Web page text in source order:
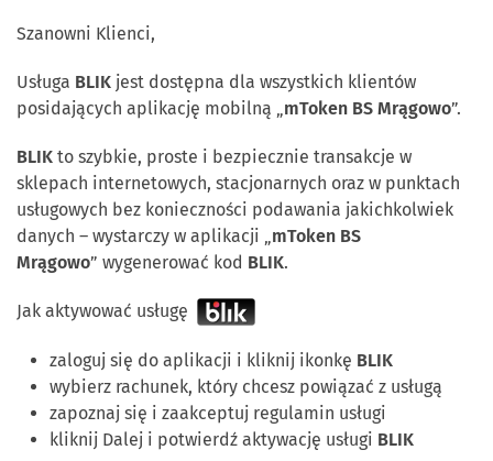
Szanowni Klienci,
Usługa BLIK jest dostępna dla wszystkich klientów
posidających aplikację mobilną „ mToken BS Mrągowo”.
BLIK to szybkie, proste i bezpiecznie transakcje w
sklepach internetowych, stacjonarnych oraz w punktach
usługowych bez konieczności podawania jakichkolwiek
danych – wystarczy w aplikacji „ mToken BS
Mrągowo” wygenerować kod BLIK.
Jak aktywować usługę
zaloguj się do aplikacji i kliknij ikonkę BLIK
wybierz rachunek, który chcesz powiązać z usługą
zapoznaj się i zaakceptuj regulamin usługi
kliknij Dalej i potwierdź aktywację usługi BLIK